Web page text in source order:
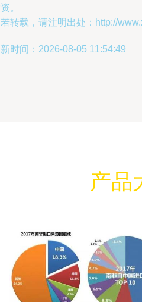
。
转载，请注明出处：http://
时间：2026-08-05 11:54:49
产品